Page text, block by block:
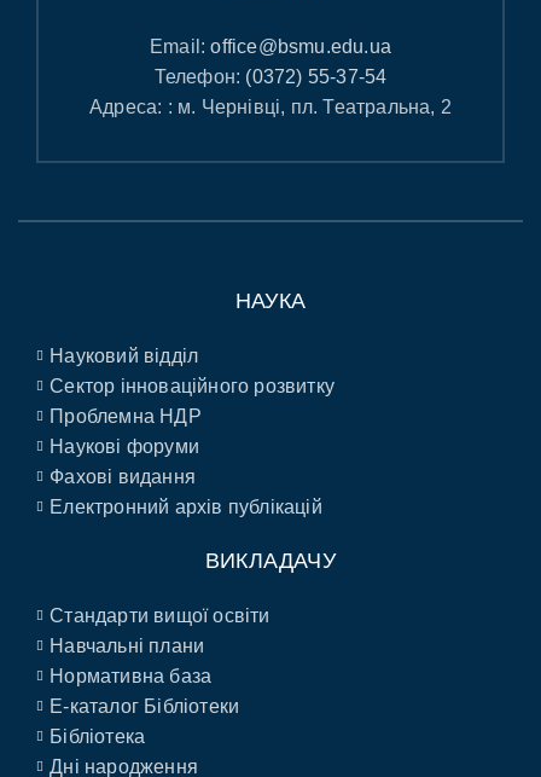
Email:office@bsmu.edu.ua
Телефон: (0372) 55-37-54
Адреса: : м. Чернівці, пл. Театральна, 2
НАУКА
Науковий відділ
Сектор інноваційного розвитку
Проблемна НДР
Наукові форуми
Фахові видання
Електронний архів публікацій
ВИКЛАДАЧУ
Стандарти вищої освіти
Навчальні плани
Нормативна база
E-каталог Бібліотеки
Бібліотека
Дні народження